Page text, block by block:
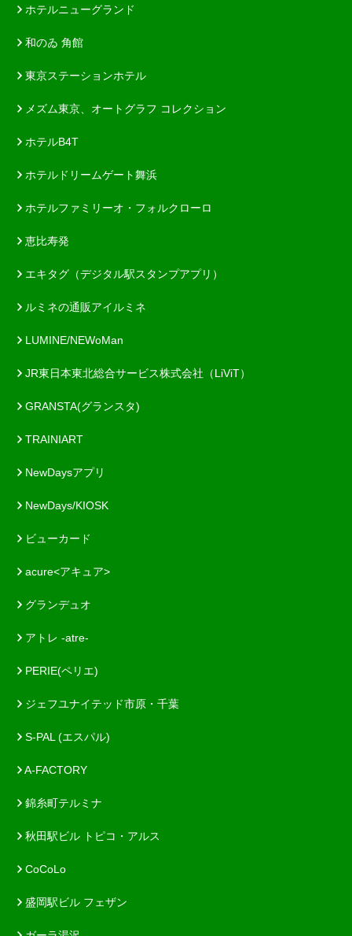
ホテルニューグランド
和のゐ 角館
東京ステーションホテル
メズム東京、オートグラフ コレクション
ホテルB4T
ホテルドリームゲート舞浜
ホテルファミリーオ・フォルクローロ
恵比寿発
エキタグ（デジタル駅スタンプアプリ）
ルミネの通販アイルミネ
LUMINE/NEWoMan
JR東日本東北総合サービス株式会社（LiViT）
GRANSTA(グランスタ)
TRAINIART
NewDaysアプリ
NewDays/KIOSK
ビューカード
acure<アキュア>
グランデュオ
アトレ -atre-
PERIE(ペリエ)
ジェフユナイテッド市原・千葉
S-PAL (エスパル)
A-FACTORY
錦糸町テルミナ
秋田駅ビル トピコ・アルス
CoCoLo
盛岡駅ビル フェザン